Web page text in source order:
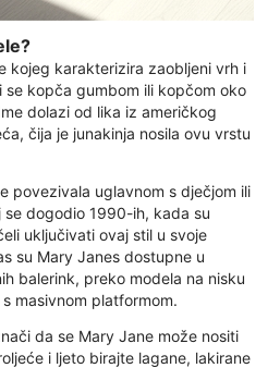
kojeg karakterizira zaobljeni vrh i
se kopča gumbom ili kopčom oko
dolazi od lika iz američkog
čija je junakinja nosila ovu vrstu
povezivala uglavnom s dječjom ili
se dogodio 1990-ih, kada su
uključivati ​​ovaj stil u svoje
su Mary Janes dostupne u
balerink, preko modela na nisku
masivnom platformom.
da se Mary Jane može nositi
i ljeto birajte lagane, lakirane